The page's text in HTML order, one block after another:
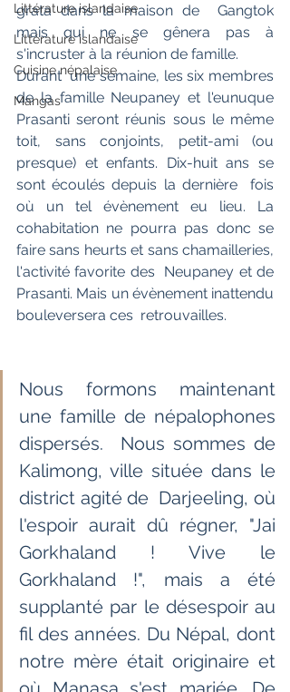
Littérature islandaise
Littérature islandaise
Cuisine népalaise
Mangas
grata dans la maison de  Gangtok
mais qui ne se gênera pas à
s'incruster à la réunion de famille.
Durant  une semaine, les six membres
de la famille Neupaney et l'eunuque
Prasanti seront réunis sous le même
toit, sans conjoints, petit-ami (ou
presque) et enfants. Dix-huit ans se
sont écoulés depuis la dernière  fois
où un tel évènement eu lieu. La
cohabitation ne pourra pas donc se
faire sans heurts et sans chamailleries,
l'activité favorite des  Neupaney et de
Prasanti. Mais un évènement inattendu
bouleversera ces  retrouvailles.
Nous formons maintenant
une famille de népalophones
dispersés.  Nous sommes de
Kalimong, ville située dans le
district agité de  Darjeeling, où
l'espoir aurait dû régner, "Jai
Gorkhaland ! Vive le
Gorkhaland !", mais a été
supplanté par le désespoir au
fil des années. Du Népal, dont
notre mère était originaire et